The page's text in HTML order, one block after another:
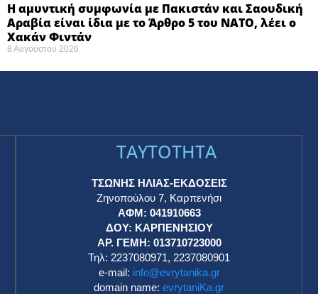
Η αμυντική συμφωνία με Πακιστάν και Σαουδική
Αραβία είναι ίδια με το Άρθρο 5 του ΝΑΤΟ, λέει ο
Χακάν Φιντάν
8 Αυγούστου 2026
TAYTOTHTA
ΤΣΩΝΗΣ ΗΛΙΑΣ-ΕΚΔΟΣΕΙΣ
Ζηνοπούλου 7, Καρπενήσι
ΑΦΜ: 041910663
ΔΟΥ: ΚΑΡΠΕΝΗΣΙΟΥ
ΑΡ. ΓΕΜΗ: 013710723000
Τηλ: 2237080971, 2237080901
e-mail: info@evrytanika.gr
domain name: evrytaniKa.gr